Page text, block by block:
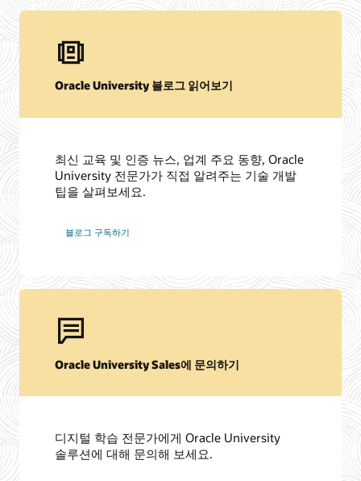
Oracle University 블로그 읽어보기
최신 교육 및 인증 뉴스, 업계 주요 동향, Oracle
University 전문가가 직접 알려주는 기술 개발
팁을 살펴보세요.
블로그 구독하기
Oracle University Sales에 문의하기
디지털 학습 전문가에게 Oracle University
솔루션에 대해 문의해 보세요.